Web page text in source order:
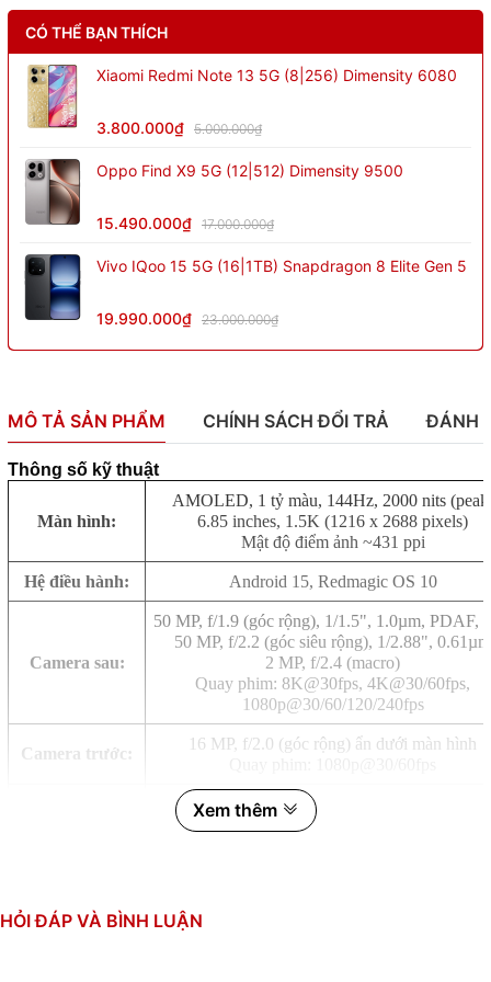
CÓ THỂ BẠN THÍCH
Xiaomi Redmi Note 13 5G (8|256) Dimensity 6080
3.800.000₫ 5.000.000₫
Oppo Find X9 5G (12|512) Dimensity 9500
15.490.000₫ 17.000.000₫
Vivo IQoo 15 5G (16|1TB) Snapdragon 8 Elite Gen 5
19.990.000₫ 23.000.000₫
MÔ TẢ SẢN PHẨM CHÍNH SÁCH ĐỔI TRẢ ĐÁNH
Thông số kỹ thuật
Màn hình:
AMOLED, 1 tỷ màu, 144Hz, 2000 nits
6.85 inches, 1.5K (1216 x 2688 pixels)
Mật độ điểm ảnh ~431 ppi
Hệ điều hành: Android 15, Redmagic OS 10
Camera sau:
50 MP, f/1.9 (góc rộng), 1/1.5", 1.0µm, PDAF,
50 MP, f/2.2 (góc siêu rộng), 1/2.88", 0.61µm
2 MP, f/2.4 (macro)
Quay phim: 8K@30fps, 4K@30/60fps,
1080p@30/60/120/240fps
Camera trước:
16 MP, f/2.0 (góc rộng) ẩn dưới màn hình
Qualcomm Snapdragon 8 Elite (3 nm) -
8 nhân (2x4.47 GHz & 6x3.53 GHz)
Bộ nhớ trong:
Xem thêm
HỎI ĐÁP VÀ BÌNH LUẬN